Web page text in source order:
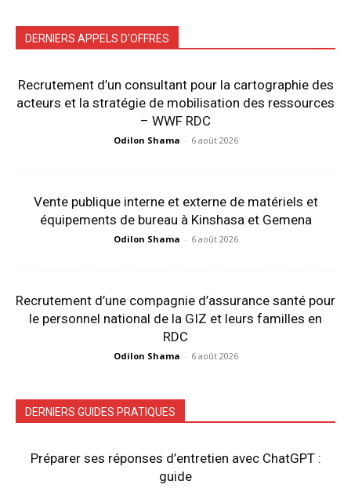
DERNIERS APPELS D'OFFRES
Recrutement d’un consultant pour la cartographie des
acteurs et la stratégie de mobilisation des ressources
– WWF RDC
Odilon Shama - 6 août 2026
Vente publique interne et externe de matériels et
équipements de bureau à Kinshasa et Gemena
Odilon Shama - 6 août 2026
Recrutement d’une compagnie d’assurance santé pour
le personnel national de la GIZ et leurs familles en
RDC
Odilon Shama - 6 août 2026
DERNIERS GUIDES PRATIQUES
Préparer ses réponses d’entretien avec ChatGPT :
guide